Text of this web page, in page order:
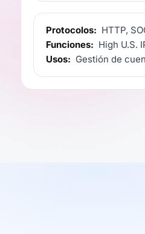
Protocolos: HTTP,
Funciones: High U.S.
Usos: Gestión de